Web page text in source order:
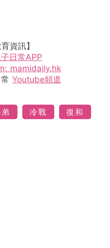
資訊】
日常APP
mamidaily.hk
Youtube頻道
冷戰
復和